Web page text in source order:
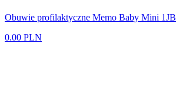
Obuwie profilaktyczne Memo Baby Mini 1JB
0.00 PLN